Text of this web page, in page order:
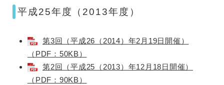
平成25年度（2013年度）
第3回（平成26（2014）年2月19日開催）
（PDF：50KB）
第2回（平成25（2013）年12月18日開催）
（PDF：90KB）